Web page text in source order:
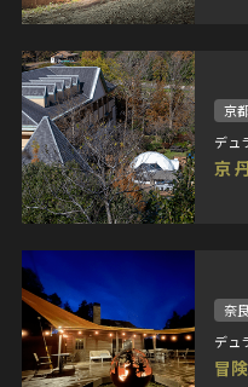
京
デュ
京
奈良
デュ
冒